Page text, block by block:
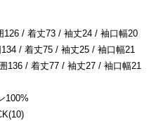
126 / 着丈73 / 袖丈24 / 袖口幅20
/ 着丈75 / 袖丈25 / 袖口幅21
136 / 着丈77 / 袖丈27 / 袖口幅21
100%